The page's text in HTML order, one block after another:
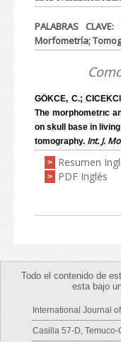
PALABRAS
Morfometría;
GÖKCE, C.;
The morphometrıc
on skull base in
tomography. Int. J.
> Resumen
> PDF Inglés
Todo el contenido de
esta bajo
International Journal
Casilla 57-D, Temuco-